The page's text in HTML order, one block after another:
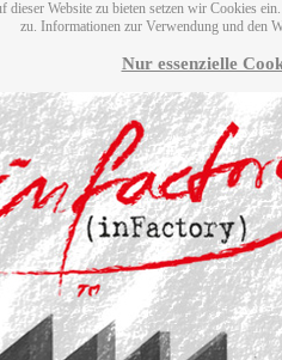
dieser Website zu bieten setzen wir Cookies
zu. Informationen zur Verwendung und den
Nur essenzielle